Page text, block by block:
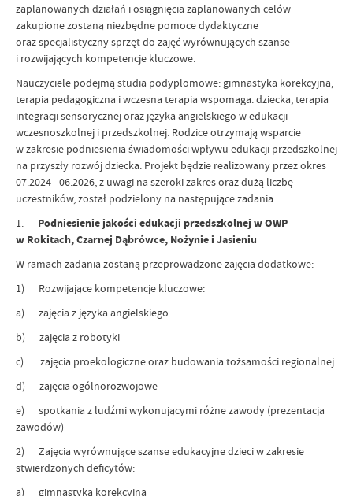
zaplanowanych działań i osiągnięcia zaplanowanych celów
zakupione zostaną niezbędne pomoce dydaktyczne
oraz specjalistyczny sprzęt do zajęć wyrównujących szanse
i rozwijających kompetencje kluczowe.
Nauczyciele podejmą studia podyplomowe: gimnastyka korekcyjna,
terapia pedagogiczna i wczesna terapia wspomaga. dziecka, terapia
integracji sensorycznej oraz języka angielskiego w edukacji
wczesnoszkolnej i przedszkolnej. Rodzice otrzymają wsparcie
w zakresie podniesienia świadomości wpływu edukacji przedszkolnej
na przyszły rozwój dziecka. Projekt będzie realizowany przez okres
07.2024 - 06.2026, z uwagi na szeroki zakres oraz dużą liczbę
uczestników, został podzielony na następujące zadania:
1. Podniesienie jakości edukacji przedszkolnej w OWP
w Rokitach, Czarnej Dąbrówce, Nożynie i Jasieniu
W ramach zadania zostaną przeprowadzone zajęcia dodatkowe:
1) Rozwijające kompetencje kluczowe:
a) zajęcia z języka angielskiego
b) zajęcia z robotyki
c) zajęcia proekologiczne oraz budowania tożsamości regionalnej
d) zajęcia ogólnorozwojowe
e) spotkania z ludźmi wykonującymi różne zawody (prezentacja
zawodów)
2) Zajęcia wyrównujące szanse edukacyjne dzieci w zakresie
stwierdzonych deficytów:
a) gimnastyka korekcyjna